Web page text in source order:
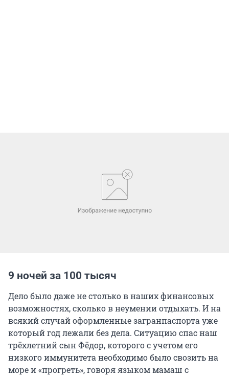
9 ночей за 100 тысяч
Дело было даже не столько в наших финансовых
возможностях, сколько в неумении отдыхать. И на
всякий случай оформленные загранпаспорта уже
который год лежали без дела. Ситуацию спас наш
трёхлетний сын Фёдор, которого с учетом его
низкого иммунитета необходимо было свозить на
море и «прогреть», говоря языком мамаш с